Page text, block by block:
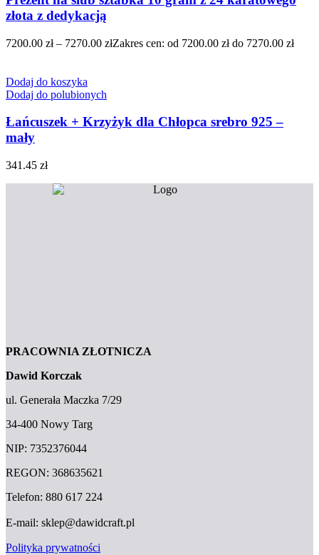
złota z dedykacją
7200.00 zł – 7270.00 złZakres cen: od 7200.00 zł do 7270.00 zł
Dodaj do koszyka
Dodaj do polubionych
Łańcuszek + Krzyżyk dla Chłopca srebro 925 –
mały
341.45 zł
PRACOWNIA ZŁOTNICZA
Dawid Korczak
ul. Generała Maczka 7/29
34-400 Nowy Targ
NIP: 7352376044
REGON: 368635621
Telefon: 880 617 224
E-mail: sklep@dawidcraft.pl
Polityka prywatności